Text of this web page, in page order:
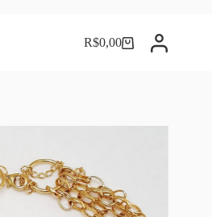
Carrinho
R$0,00